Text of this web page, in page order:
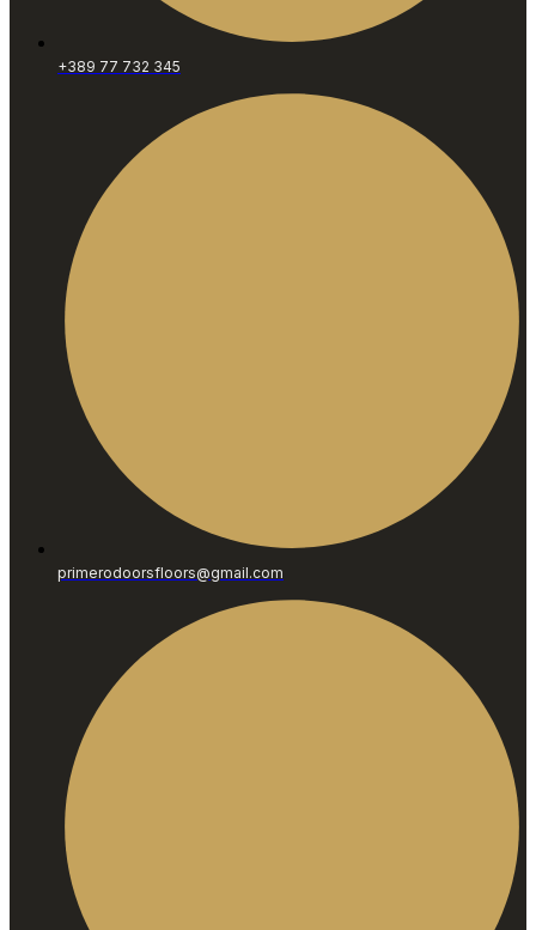
+389 77 732 345
primerodoorsfloors@gmail.com